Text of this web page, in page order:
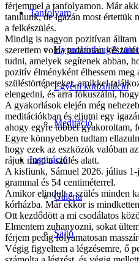
Tanfolyam
Hypnobirthing®
Egyéni konzultáció
Meditáció
Inspiráció
Galéria
Sajtó
férjemmel a tanfolyamon. Már
tanulunk, de igazán most értettük
a felkészülés.
Mindig is nagyon pozitívan
szerettem volna tudatosan
tudni, amelyek segítenek abban,
pozitív élményként élhessem meg
szüléstörténeteket, amikkel
elengedni, és arra fókuszálni,
A gyakorlások elején még
meditációkban és eljutni egy
ahogy egyre többet gyakoroltam,
Egyre könnyebben tudtam
hogy ezek az eszközök valóban
rájuk majd a szülés alatt.
A kisfiunk, Sámuel 2026. július
grammal és 54 centiméterrel.
Amikor elindult a szülés minden
kórházba. Már ekkor is
Ott kezdődött a mi csodálatos
Elmentem zuhanyozni, sokat
férjem pedig folyamatosan
Végig figyeltem a légzésemre, ő